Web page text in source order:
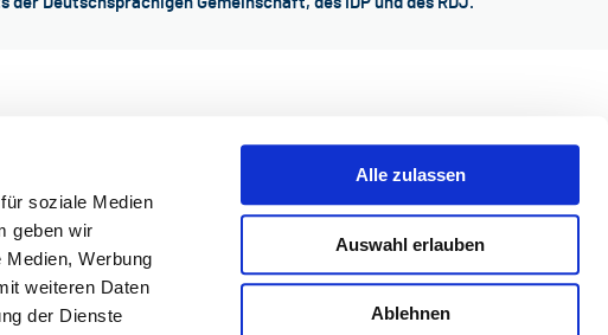
soziale Medien
geben wir
Werbung
weiteren Daten
der Dienste
Alle zulassen
Auswahl erlauben
Ablehnen